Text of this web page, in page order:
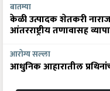
बातम्या
केळी उत्पादक शेतकरी
आंतरराष्ट्रीय तणावासह
आरोग्य सल्ला
आधुनिक आहारातील